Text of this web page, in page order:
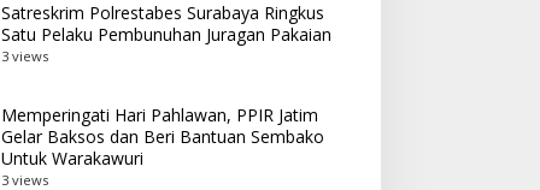
Satreskrim Polrestabes Surabaya Ringkus
Satu Pelaku Pembunuhan Juragan Pakaian
3 views
Memperingati Hari Pahlawan, PPIR Jatim
Gelar Baksos dan Beri Bantuan Sembako
Untuk Warakawuri
3 views